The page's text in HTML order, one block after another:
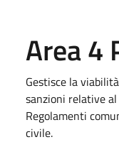
Area 4
Gestisce la
sanzioni relative
Regolamenti
civile.